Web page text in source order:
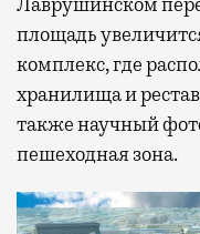
площадь
комплекс, где
хранилища и
также научный
пешеходная зона.